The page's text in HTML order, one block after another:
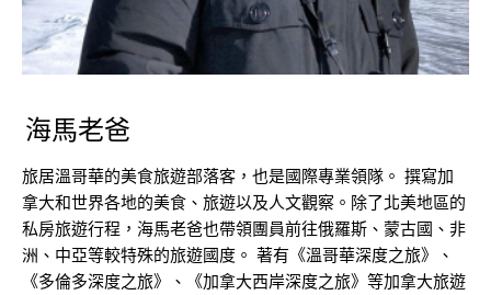
海馬老爸
旅居溫哥華的美食旅遊部落客，也是國際專業領隊。 撰寫加
拿大和世界各地的美食、旅遊以及人文觀察。除了北美地區的
私房旅遊行程，海馬老爸也帶領團員前往俄羅斯、蒙古國、非
洲、中亞等較特殊的旅遊國度。 著有《溫哥華深度之旅》、
《多倫多深度之旅》、《加拿大西岸深度之旅》等加拿大旅遊